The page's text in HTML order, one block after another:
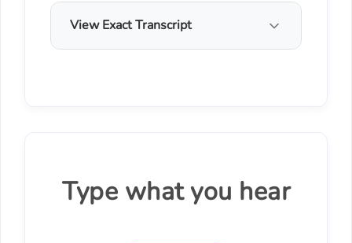
View Exact Transcript
Type what you hear